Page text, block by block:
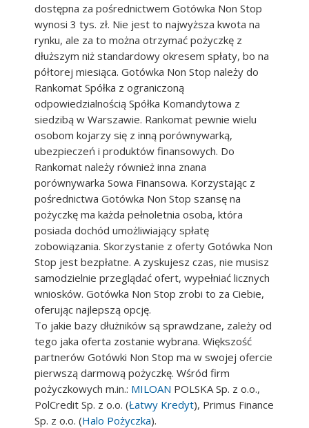
dostępna za pośrednictwem Gotówka Non Stop
wynosi 3 tys. zł. Nie jest to najwyższa kwota na
rynku, ale za to można otrzymać pożyczkę z
dłuższym niż standardowy okresem spłaty, bo na
półtorej miesiąca. Gotówka Non Stop należy do
Rankomat Spółka z ograniczoną
odpowiedzialnością Spółka Komandytowa z
siedzibą w Warszawie. Rankomat pewnie wielu
osobom kojarzy się z inną porównywarką,
ubezpieczeń i produktów finansowych. Do
Rankomat należy również inna znana
porównywarka Sowa Finansowa. Korzystając z
pośrednictwa Gotówka Non Stop szansę na
pożyczkę ma każda pełnoletnia osoba, która
posiada dochód umożliwiający spłatę
zobowiązania. Skorzystanie z oferty Gotówka Non
Stop jest bezpłatne. A zyskujesz czas, nie musisz
samodzielnie przeglądać ofert, wypełniać licznych
wniosków. Gotówka Non Stop zrobi to za Ciebie,
oferując najlepszą opcję.
To jakie bazy dłużników są sprawdzane, zależy od
tego jaka oferta zostanie wybrana. Większość
partnerów Gotówki Non Stop ma w swojej ofercie
pierwszą darmową pożyczkę. Wśród firm
pożyczkowych m.in.: MILOAN POLSKA Sp. z o.o.,
PolCredit Sp. z o.o. (Łatwy Kredyt), Primus Finance
Sp. z o.o. (Halo Pożyczka).